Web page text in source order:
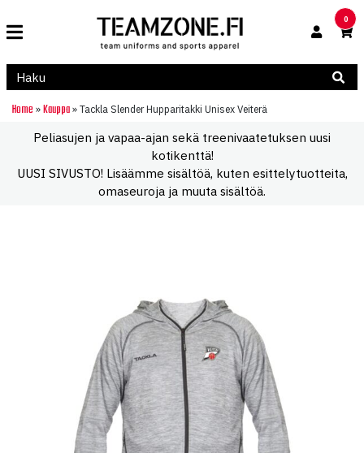
0
Home » Kauppa » Tackla Slender Hupparitakki Unisex Veiterä
Peliasujen ja vapaa-ajan sekä treenivaatetuksen uusi
kotikenttä!
UUSI SIVUSTO! Lisäämme sisältöä, kuten esittelytuotteita,
omaseuroja ja muuta sisältöä.